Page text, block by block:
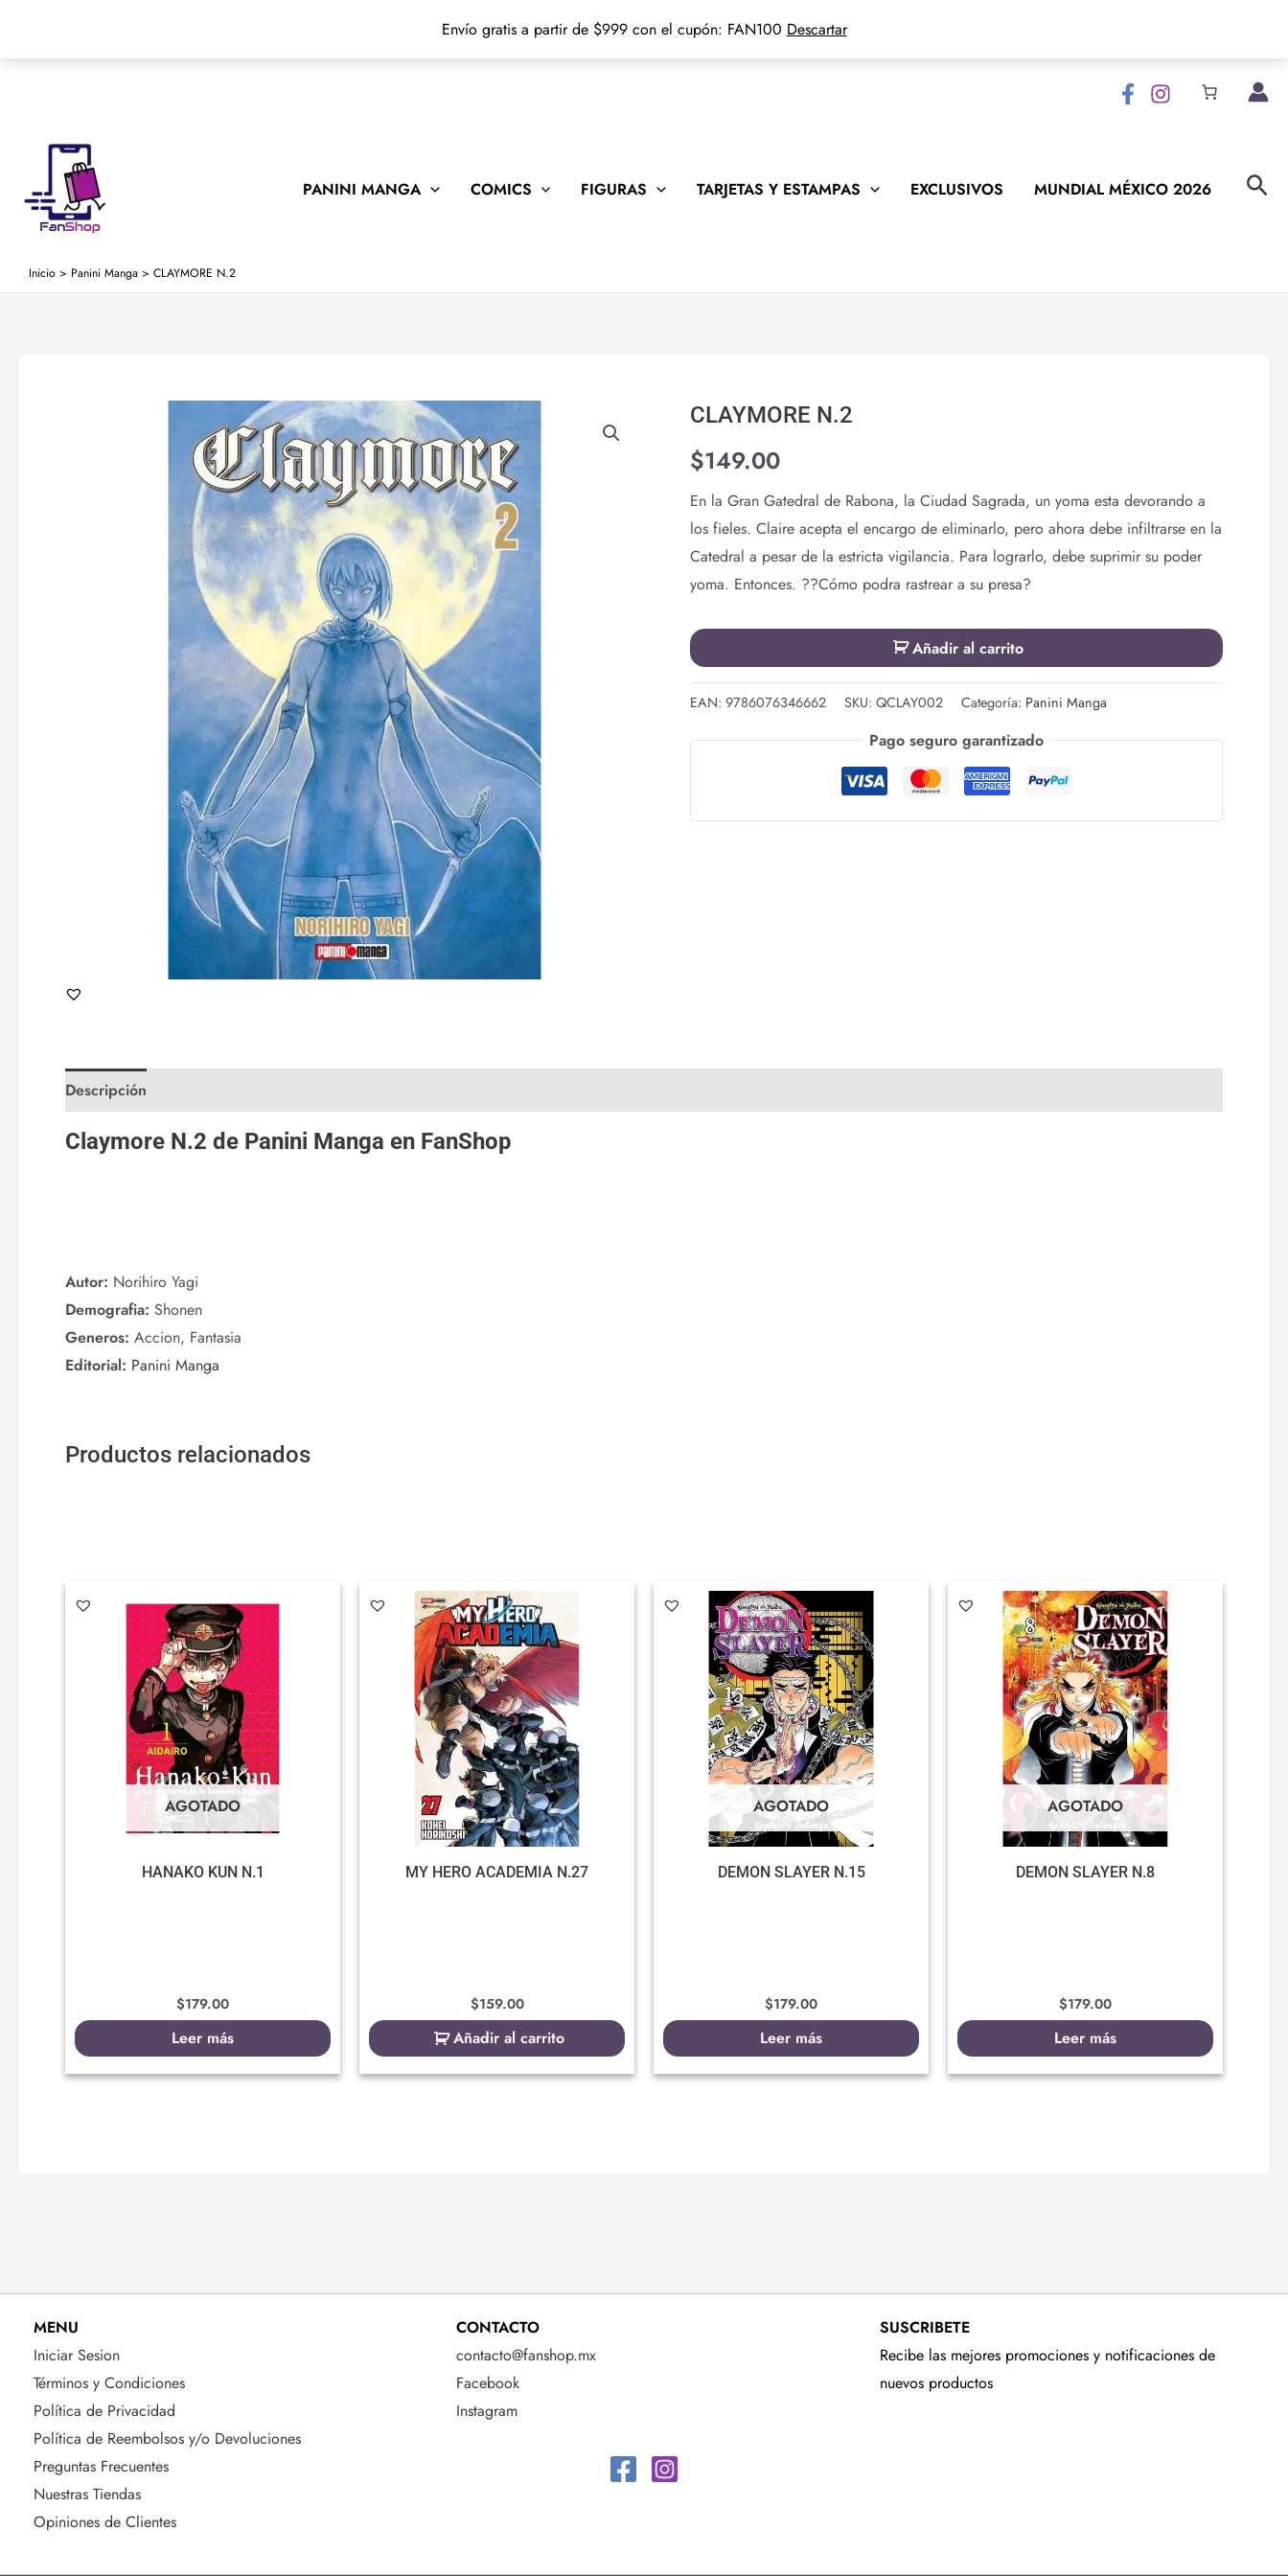
Envío gratis a partir de $999 con el cupón: FAN100 Descartar
PANINI MANGA COMICS FIGURAS TARJETAS Y ESTAMPAS EXCLUSIVOS MUNDIAL MÉXICO 2026
Inicio > Panini Manga > CLAYMORE N.2
CLAYMORE N.2
$149.00
En la Gran Gatedral de Rabona, la Ciudad Sagrada, un yoma esta devorando a
los fieles. Claire acepta el encargo de eliminarlo, pero ahora debe infiltrarse en la
Catedral a pesar de la estricta vigilancia. Para lograrlo, debe suprimir su poder
yoma. Entonces. ??Cómo podra rastrear a su presa?
CLAYMORE
cantidad
Añadir al carrito
EAN:9786076346662 SKU:QCLAY002 Categoría: Panini Manga
Pago seguro garantizado
Descripción
Claymore N.2 de Panini Manga en FanShop
Autor: Norihiro Yagi
Demografia: Shonen
Generos: Accion, Fantasia
Editorial: Panini Manga
Productos relacionados
AGOTADO
HANAKO KUN N.1
$179.00
Leer más
MY HERO ACADEMIA N.27
$159.00
Añadir al carrito
AGOTADO
DEMON SLAYER N.15
$179.00
Leer más
AGOTADO
DEMON SLAYER N.8
$179.00
Leer más
MENU
Iniciar Sesion
Términos y Condiciones
Política de Privacidad
Política de Reembolsos y/o Devoluciones
Preguntas Frecuentes
Nuestras Tiendas
Opiniones de Clientes
CONTACTO
contacto@fanshop.mx
Facebook
Instagram
SUSCRIBETE
Recibe las mejores promociones y notificaciones de
nuevos productos